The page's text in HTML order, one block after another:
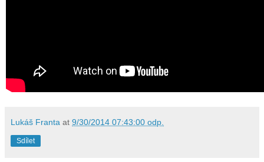
Lukáš Franta at 9/30/2014 07:43:00 odp.
Sdílet